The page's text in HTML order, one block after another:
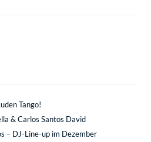
Tango!
& Carlos Santos David
– DJ-Line-up im Dezember